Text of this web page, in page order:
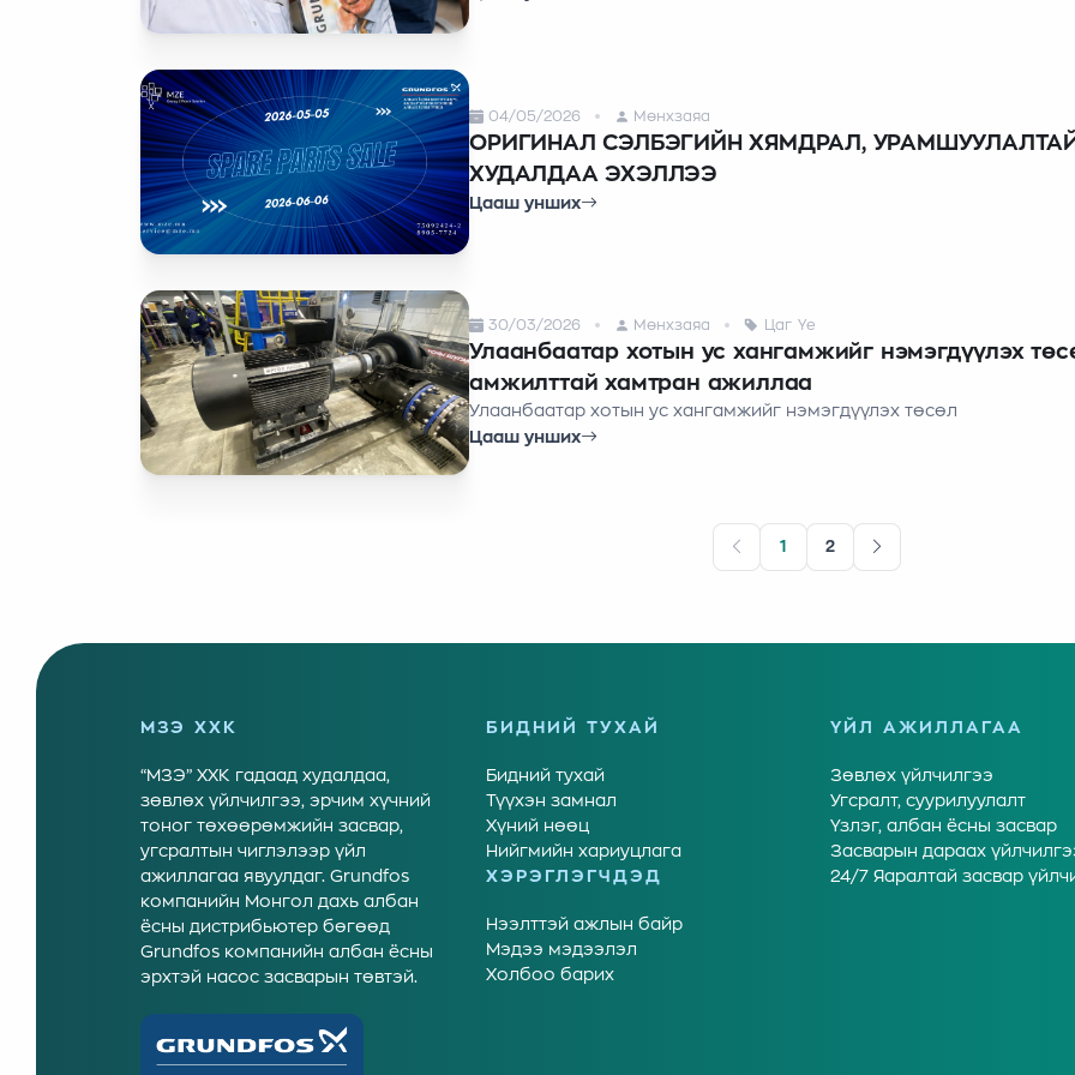
04/05/2026 Мөнхзаяа
ОРИГИНАЛ СЭЛБЭГИЙН ХЯМДРАЛ, УРАМШУУЛАЛТАЙ
ХУДАЛДАА ЭХЭЛЛЭЭ
Цааш унших
30/03/2026 Мөнхзаяа Цаг Үе
Улаанбаатар хотын ус хангамжийг нэмэгдүүлэх
амжилттай хамтран ажиллаа
Улаанбаатар хотын ус хангамжийг нэмэгдүүлэх төсөл
Цааш унших
1 2
МЗЭ ХХК
“МЗЭ” ХХК гадаад худалдаа,
зөвлөх үйлчилгээ, эрчим хүчний
тоног төхөөрөмжийн засвар,
угсралтын чиглэлээр үйл
ажиллагаа явуулдаг. Grundfos
компанийн Монгол дахь албан
ёсны дистрибьютер бөгөөд
Grundfos компанийн албан ёсны
эрхтэй насос засварын төвтэй.
БИДНИЙ ТУХАЙ
Бидний тухай
Түүхэн замнал
Хүний нөөц
Нийгмийн хариуцлага
ХЭРЭГЛЭГЧДЭД
Нээлттэй ажлын байр
Мэдээ мэдээлэл
Холбоо барих
ҮЙЛ АЖИЛЛАГАА
Зөвлөх үйлчилгээ
Угсралт, суурилуулалт
Үзлэг, албан ёсны засвар
Засварын дараах
24/7 Яаралтай засвар